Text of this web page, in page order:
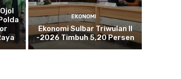
EKONOMI
Ekonomi Sulbar Triwulan II
-2026 Timbuh 5,20 Persen